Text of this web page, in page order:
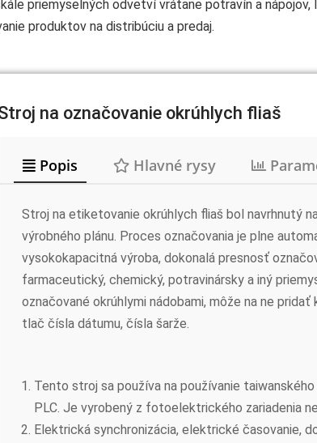
priemyselných odvetví vrátane potravín a
produktov na distribúciu a predaj.
na označovanie okrúhlych fliaš
Popis Hlavné rysy
Stroj na etiketovanie okrúhlych fliaš bol navrhnutý
výrobného plánu. Proces označovania je plne
vysokokapacitná výroba, dokonalá presnosť
farmaceutický, chemický, potravinársky a iný
označované okrúhlymi nádobami, môže na ne pridať
tlač čísla dátumu, čísla šarže.
Tento stroj sa používa na používanie
PLC. Je vyrobený z fotoelektrického zariadenia
Elektrická synchronizácia, elektrické časovanie,